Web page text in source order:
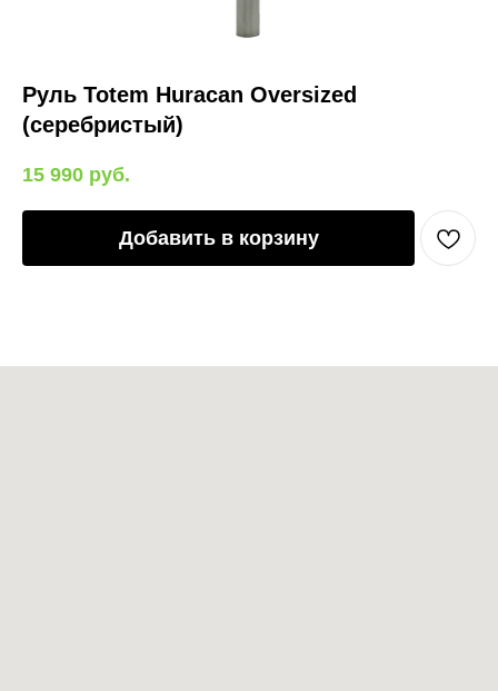
Руль Totem Huracan Oversized
(серебристый)
15 990 руб.
Добавить в корзину